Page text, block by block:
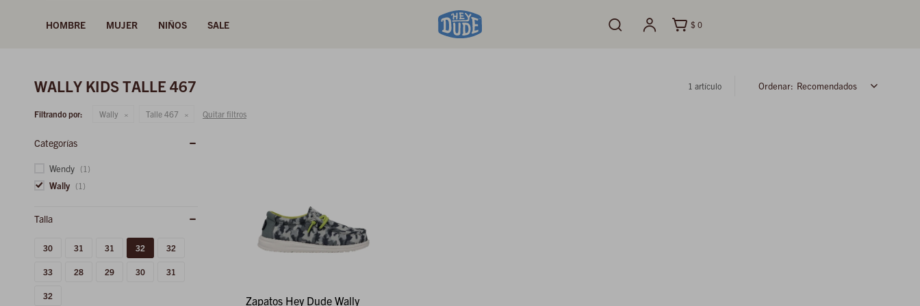
HOMBRE MUJER NIÑOS SALE $ 0
WALLY KIDS TALLE 467 1 artículo Recomendados
Filtrando por: Wally Talle 467 Quitar filtros
Zapatos Hey Dude Wally
Categorías
Wendy (1)
Wally (1)
30 31 31 32 32
33 28 29 30 31
32